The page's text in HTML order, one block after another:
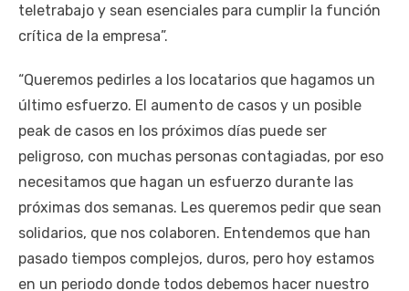
teletrabajo y sean esenciales para cumplir la función
crítica de la empresa”.
“Queremos pedirles a los locatarios que hagamos un
último esfuerzo. El aumento de casos y un posible
peak de casos en los próximos días puede ser
peligroso, con muchas personas contagiadas, por eso
necesitamos que hagan un esfuerzo durante las
próximas dos semanas. Les queremos pedir que sean
solidarios, que nos colaboren. Entendemos que han
pasado tiempos complejos, duros, pero hoy estamos
en un periodo donde todos debemos hacer nuestro